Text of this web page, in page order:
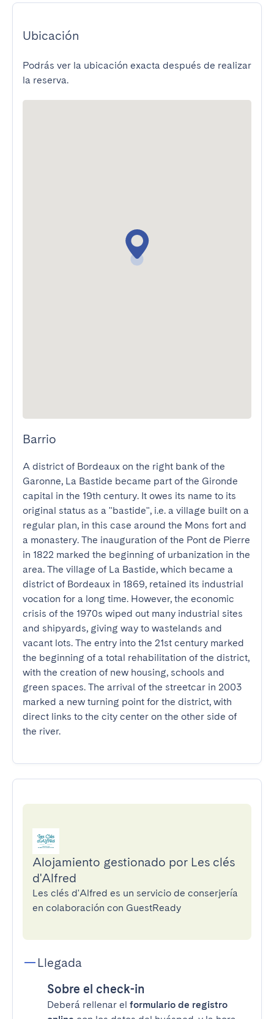
Ubicación
Podrás ver la ubicación exacta después de realizar
la reserva.
Barrio
A district of Bordeaux on the right bank of the
Garonne, La Bastide became part of the Gironde
capital in the 19th century. It owes its name to its
original status as a "bastide", i.e. a village built on a
regular plan, in this case around the Mons fort and
a monastery. The inauguration of the Pont de Pierre
in 1822 marked the beginning of urbanization in the
area. The village of La Bastide, which became a
district of Bordeaux in 1869, retained its industrial
vocation for a long time. However, the economic
crisis of the 1970s wiped out many industrial sites
and shipyards, giving way to wastelands and
vacant lots. The entry into the 21st century marked
the beginning of a total rehabilitation of the district,
with the creation of new housing, schools and
green spaces. The arrival of the streetcar in 2003
marked a new turning point for the district, with
direct links to the city center on the other side of
the river.
Alojamiento gestionado por Les clés
d'Alfred
Les clés d'Alfred es un servicio de conserjería
en colaboración con GuestReady
Llegada
Sobre el check-in
Deberá rellenar el formulario de registro